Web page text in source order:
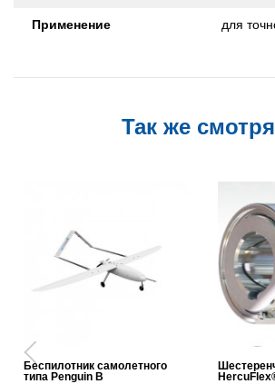
Применение для
Так же
Беспилотник самолетного
типа Penguin B